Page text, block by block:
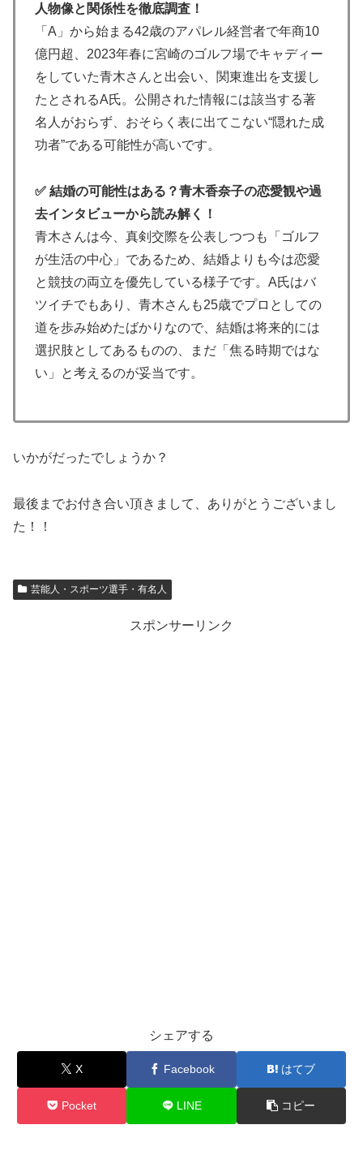
人物像と関係性を徹底調査！
「A」から始まる42歳のアパレル経営者で年商10
億円超、2023年春に宮崎のゴルフ場でキャディー
をしていた青木さんと出会い、関東進出を支援し
たとされるA氏。公開された情報には該当する著
名人がおらず、おそらく表に出てこない“隠れた成
功者”である可能性が高いです。
✅ 結婚の可能性はある？青木香奈子の恋愛観や過
去インタビューから読み解く！
青木さんは今、真剣交際を公表しつつも「ゴルフ
が生活の中心」であるため、結婚よりも今は恋愛
と競技の両立を優先している様子です。A氏はバ
ツイチでもあり、青木さんも25歳でプロとしての
道を歩み始めたばかりなので、結婚は将来的には
選択肢としてあるものの、まだ「焦る時期ではな
い」と考えるのが妥当です。
いかがだったでしょうか？
最後までお付き合い頂きまして、ありがとうございまし
た！！
芸能人・スポーツ選手・有名人
スポンサーリンク
シェアする
X Facebook はてブ
Pocket LINE コピー